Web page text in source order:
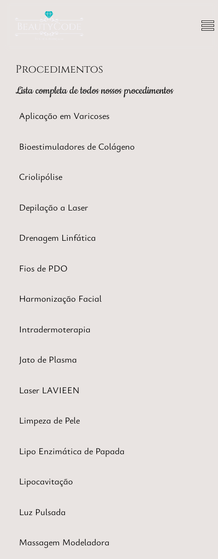
Procedimen­tos
Lista completa de todos nossos procedimentos
Aplicação em Varicoses
Bioestimuladores de Colágeno
Criolipólise
Depilação a Laser
Drenagem Linfática
Fios de PDO
Harmonização Facial
Intradermoterapia
Jato de Plasma
Laser LAVIEEN
Limpeza de Pele
Lipo Enzimática de Papada
Lipocavitação
Luz Pulsada
Massagem Modeladora